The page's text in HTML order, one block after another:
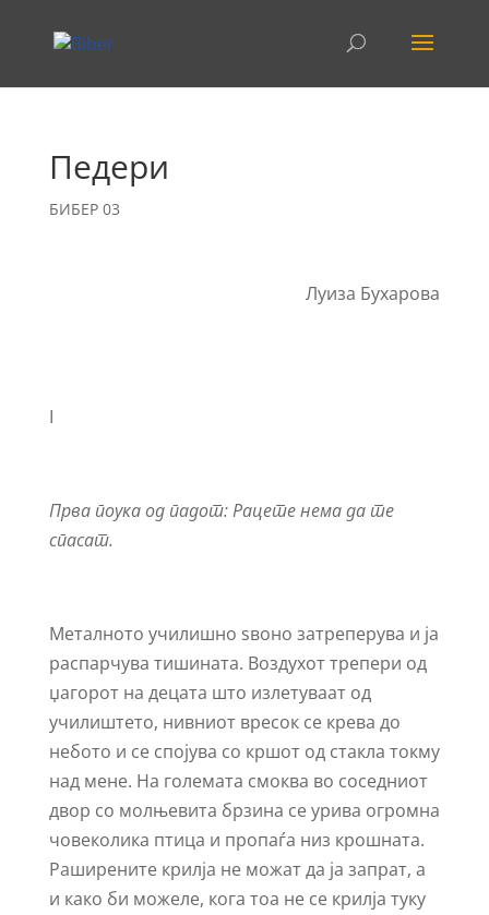
Педери
БИБЕР 03
Луиза Бухарова
I
Прва поука од падот: Рацете нема да те
спасат.
Металното училишно ѕвоно затреперува и ја
распарчува тишината. Воздухот трепери од
џагорот на децата што излетуваат од
училиштето, нивниот вресок се крева до
небото и се спојува со кршот од стакла токму
над мене. На големата смоква во соседниот
двор со молњевита брзина се урива огромна
човеколика птица и пропаѓа низ крошната.
Раширените крилја не можат да ја запрат, а
и како би можеле, кога тоа не се крилја туку